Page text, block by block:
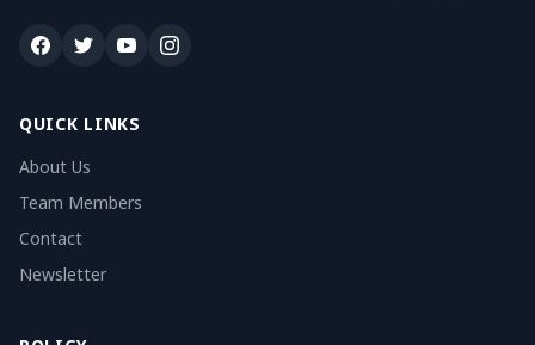
QUICK LINKS
About Us
Team Members
Contact
Newsletter